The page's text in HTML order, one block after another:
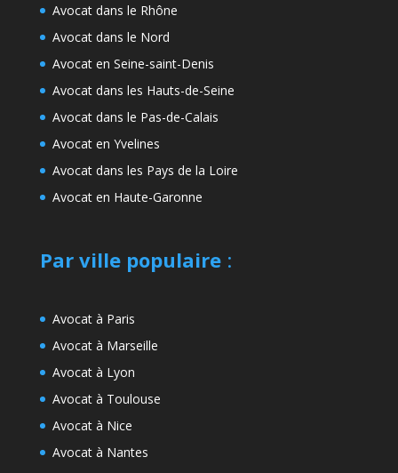
Avocat dans le Rhône
Avocat dans le Nord
Avocat en Seine-saint-Denis
Avocat dans les Hauts-de-Seine
Avocat dans le Pas-de-Calais
Avocat en Yvelines
Avocat dans les Pays de la Loire
Avocat en Haute-Garonne
Par ville populaire:
Avocat à Paris
Avocat à Marseille
Avocat à Lyon
Avocat à Toulouse
Avocat à Nice
Avocat à Nantes